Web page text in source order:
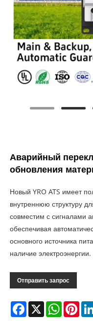
Аварийный
обновления
Новый YRO ATS имеет
внутреннюю структуру
совместим с сигналами
обеспечивая
основного источника
наличие электроэнергии.
Отправить запрос
Facebook
X WhatsApp